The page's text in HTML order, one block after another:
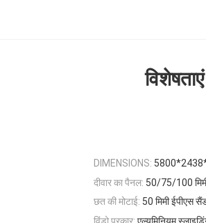
विशेषताएं
DIMENSIONS:
दीवार का पैनल: 50/75/100
छत की मोटाई: 50 मिमी ईपीएस